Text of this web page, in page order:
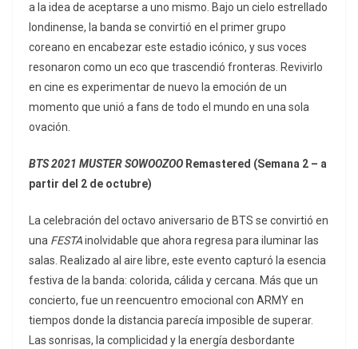
a la idea de aceptarse a uno mismo. Bajo un cielo estrellado
londinense, la banda se convirtió en el primer grupo
coreano en encabezar este estadio icónico, y sus voces
resonaron como un eco que trascendió fronteras. Revivirlo
en cine es experimentar de nuevo la emoción de un
momento que unió a fans de todo el mundo en una sola
ovación.
BTS 2021 MUSTER SOWOOZOO Remastered (Semana 2 – a
partir del 2 de octubre)
La celebración del octavo aniversario de BTS se convirtió en
una FESTAinolvidable que ahora regresa para iluminar las
salas. Realizado al aire libre, este evento capturó la esencia
festiva de la banda: colorida, cálida y cercana. Más que un
concierto, fue un reencuentro emocional con ARMY en
tiempos donde la distancia parecía imposible de superar.
Las sonrisas, la complicidad y la energía desbordante